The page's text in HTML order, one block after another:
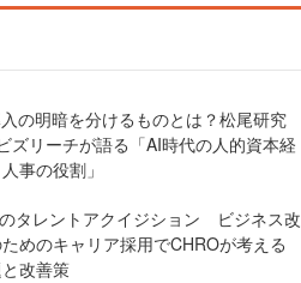
の明暗を分けるものとは？松尾研究
ズリーチが語る「AI時代の人的資本経
事の役割」
タレントアクイジション ビジネス改
めのキャリア採用でCHROが考える
改善策